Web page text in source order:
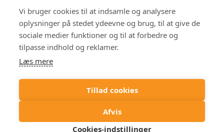
Vi bruger cookies til at indsamle og analysere
oplysninger på stedet ydeevne og brug, til at give de
sociale medier funktioner og til at forbedre og
tilpasse indhold og reklamer.
Læs mere
Tillad cookies
Afvis
Cookies-indstillinger
Persondatapolitik/Privacy Policy